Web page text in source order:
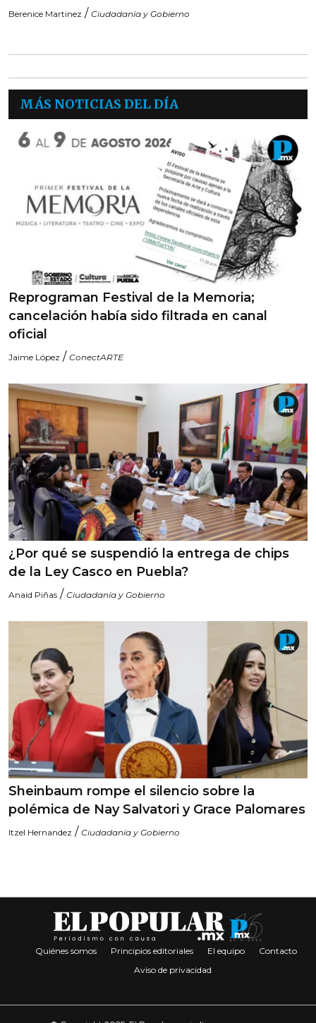
Berenice Martinez / Ciudadanía y Gobierno
MÁS NOTICIAS DEL DÍA
Reprograman Festival de la Memoria;
cancelación había sido filtrada en canal
oficial
Jaime López / ConectARTE
¿Por qué se suspendió la entrega de chips
de la Ley Casco en Puebla?
Anaid Piñas / Ciudadanía y Gobierno
Sheinbaum rompe el silencio sobre la
polémica de Nay Salvatori y Grace Palomares
Itzel Hernandez / Ciudadanía y Gobierno
Quiénes somos Principios editoriales El equipo
Contacto
Aviso de privacidad